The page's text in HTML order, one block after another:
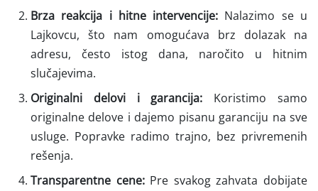
Brza reakcija i hitne intervencije: Nalazimo se u
Lajkovcu, što nam omogućava brz dolazak na
adresu, često istog dana, naročito u hitnim
slučajevima.
Originalni delovi i garancija: Koristimo samo
originalne delove i dajemo pisanu garanciju na sve
usluge. Popravke radimo trajno, bez privremenih
rešenja.
Transparentne cene:Pre svakog zahvata dobijate